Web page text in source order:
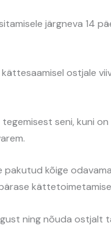
järgneva 14
ostjale
seni, kuni
pakutud kõige
ning nõuda ostjalt